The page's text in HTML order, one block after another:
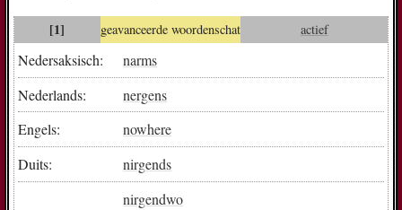
[1] geavanceerde woordenschat actief
Nedersaksisch:
narms
Nederlands:
nergens
Engels:
nowhere
Duits:
nirgends
nirgendwo